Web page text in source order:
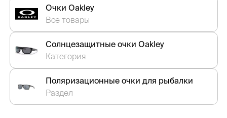
Очки Oakley
Все товары
Солнцезащитные очки Oakley
Категория
Поляризационные очки для рыбалки
Раздел